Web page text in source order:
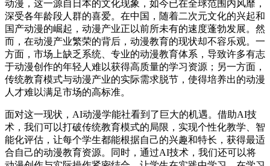
动漫，这一源自日本的文化现象，如今已在全球范围内风靡，
深受各年龄段人群的喜爱。在中国，随着二次元文化的兴起和
国产动漫的崛起，动漫产业正以前所未有的速度蓬勃发展。然
而，在动漫产业繁荣的背后，动漫教育的现状却不容乐观。一
方面，市场上缺乏系统、专业的动漫教育体系，导致许多有志
于动漫创作的年轻人难以获得高质量的学习资源；另一方面，
传统教育模式与动漫产业的实际需求脱节，使得培养出的动漫
人才难以满足市场的高标准。
面对这一现状，AI动漫学能社看到了巨大的机遇。借助AI技
术，我们可以打破传统教育模式的局限，实现个性化教学、智
能化评估，让每个学生都能根据自己的兴趣和特长，获得最适
合自己的动漫教育资源。同时，通过AI技术，我们还可以将